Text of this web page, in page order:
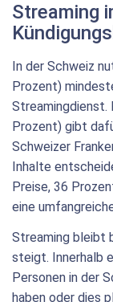
Streaming
In der Schweiz
Prozent)
Prozent) gibt
Schweizer
Inhalte
Preise, 36
eine
Streaming bleibt
steigt. Innerhalb
Personen in der
haben oder dies